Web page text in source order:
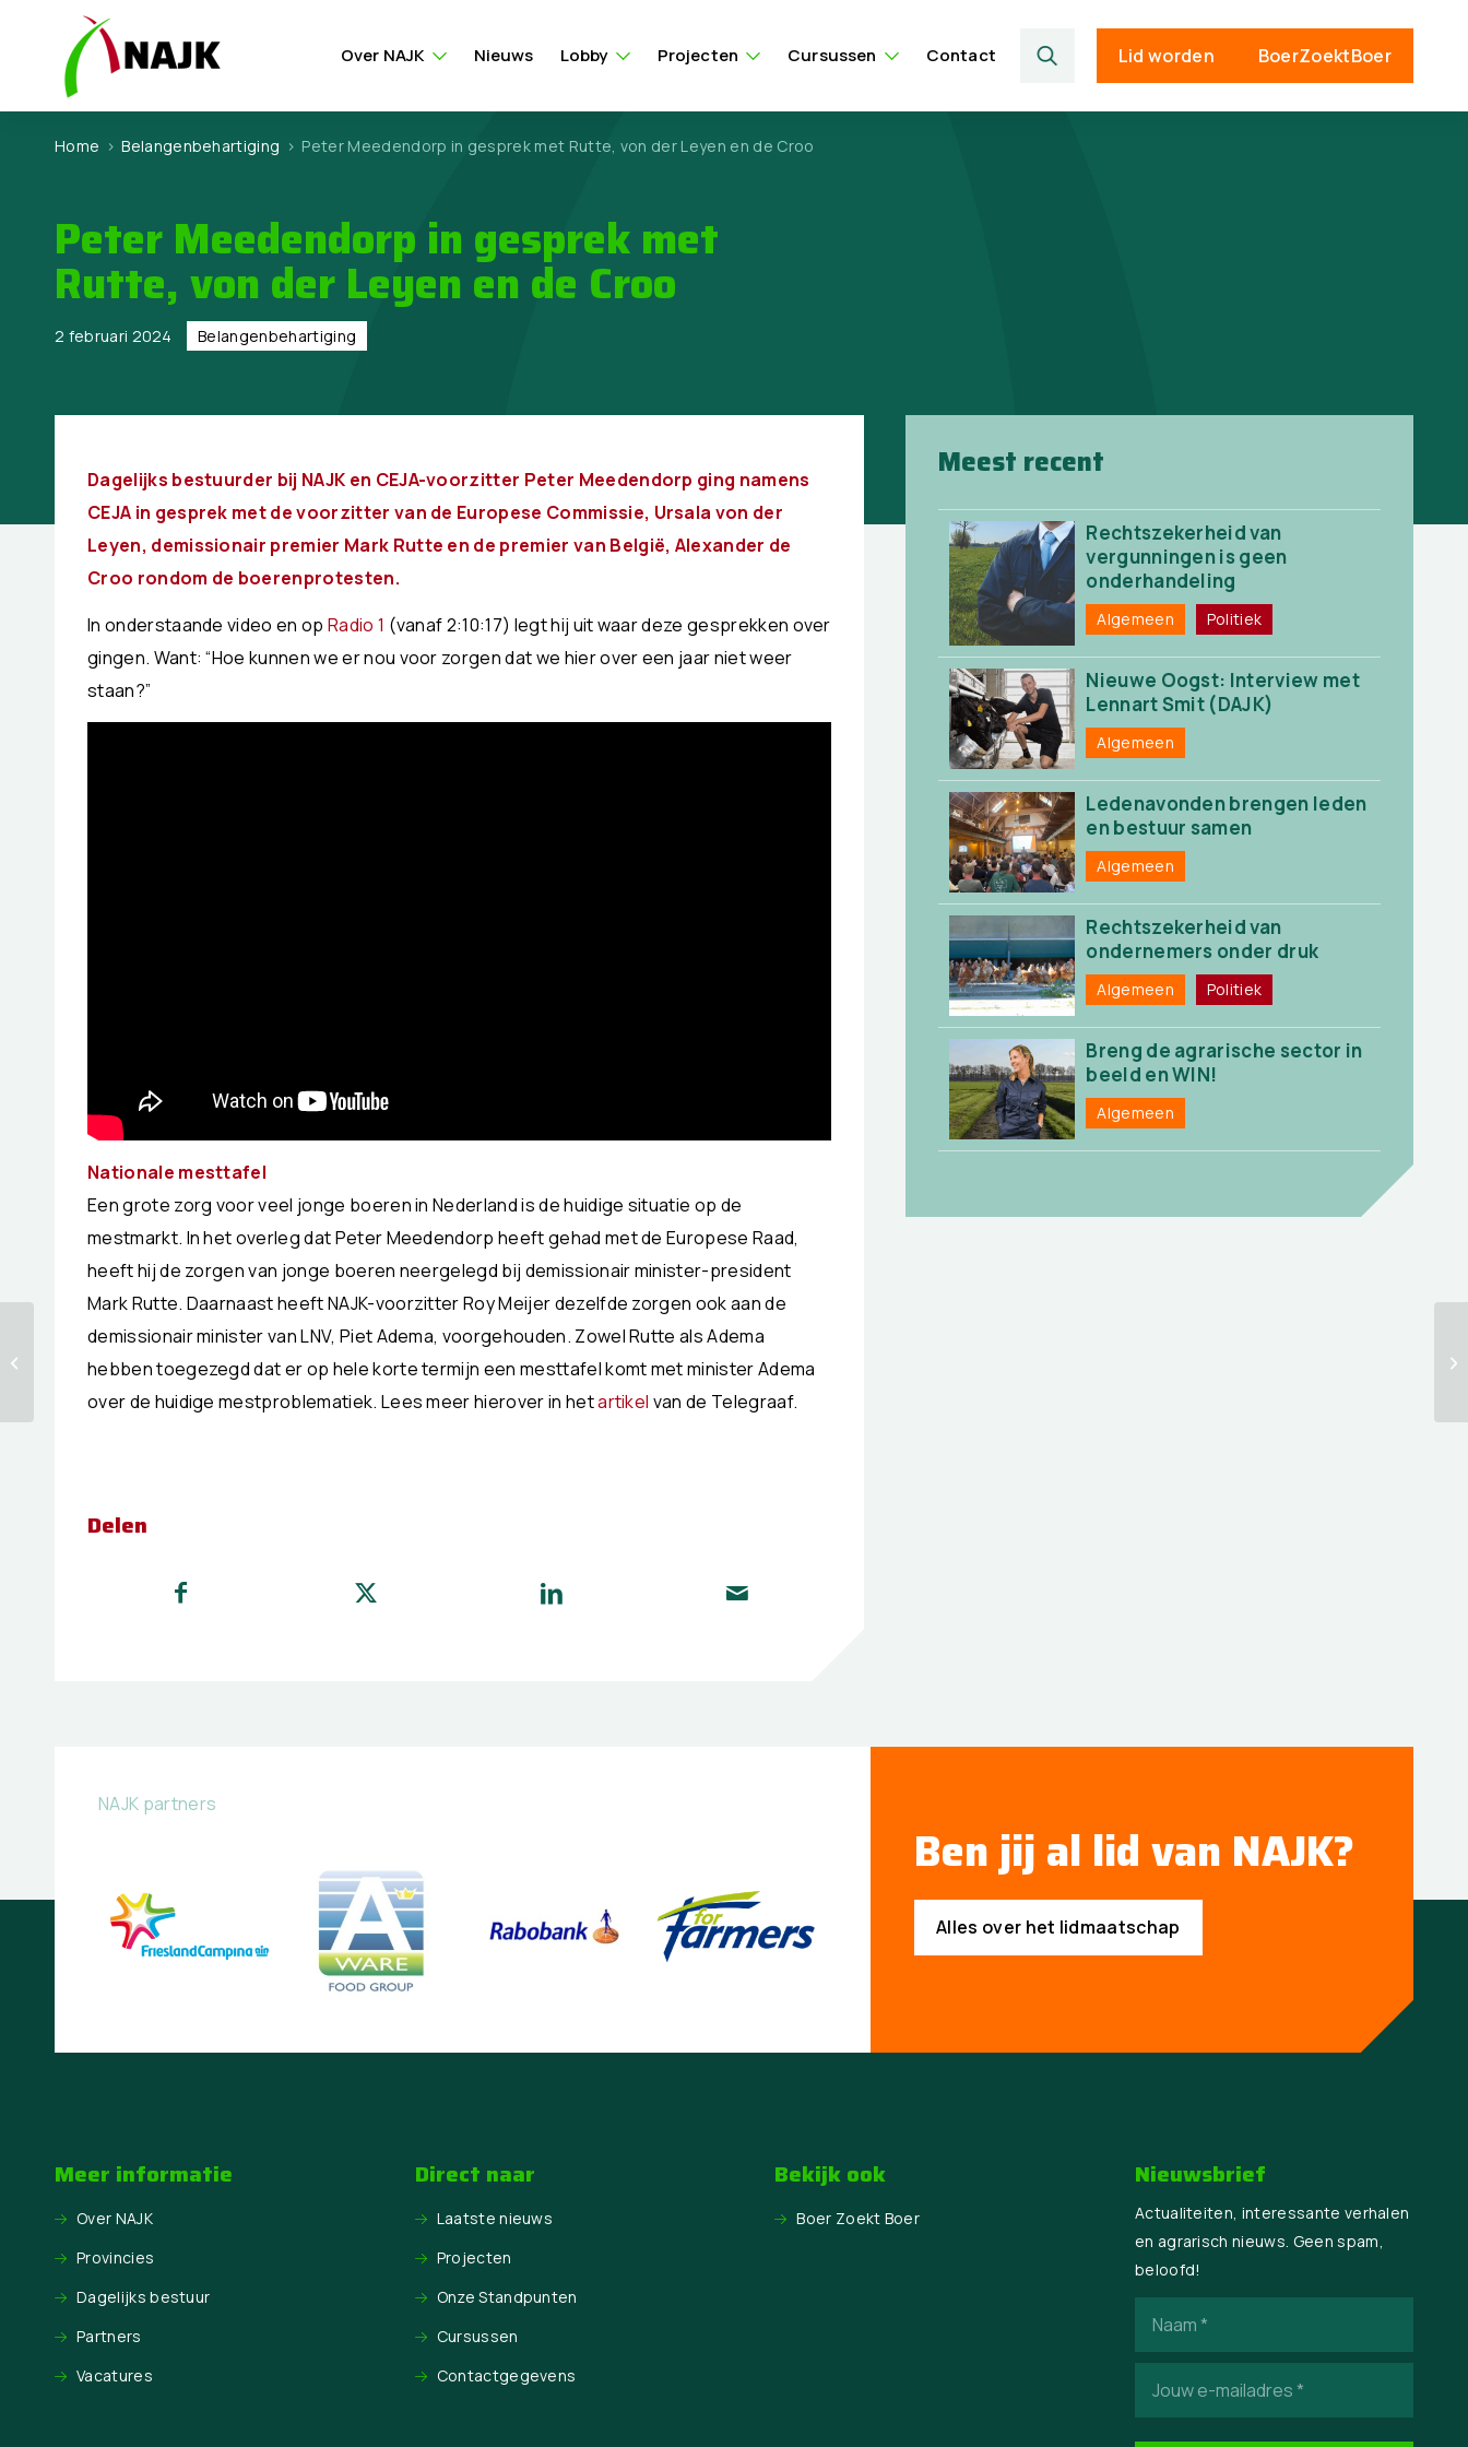
Over NAJK Nieuws Lobby Projecten Cursussen Contact Lid worden BoerZoektBoer
Home > Belangen­behartiging > Peter Meedendorp in gesprek met Rutte, von der Leyen en de Croo
Peter Meedendorp in gesprek met
Rutte, von der Leyen en de Croo
2 februari 2024 Belangen­behartiging
Dagelijks bestuurder bij NAJK en CEJA-voorzitter Peter Meedendorp ging namens
CEJA in gesprek met de voorzitter van de Europese Commissie, Ursala von der
Leyen, demissionair premier Mark Rutte en de premier van België, Alexander de
Croo rondom de boerenprotesten.
In onderstaande video en op Radio 1 (vanaf 2:10:17) legt hij uit waar deze gesprekken over
gingen. Want: “Hoe kunnen we er nou voor zorgen dat we hier over een jaar niet weer
staan?”
Nationale mesttafel
Een grote zorg voor veel jonge boeren in Nederland is de huidige situatie op de
mestmarkt. In het overleg dat Peter Meedendorp heeft gehad met de Europese Raad,
heeft hij de zorgen van jonge boeren neergelegd bij demissionair minister-president
Mark Rutte. Daarnaast heeft NAJK-voorzitter Roy Meijer dezelfde zorgen ook aan de
demissionair minister van LNV, Piet Adema, voorgehouden. Zowel Rutte als Adema
hebben toegezegd dat er op hele korte termijn een mesttafel komt met minister Adema
over de huidige mestproblematiek. Lees meer hierover in hetartikel van de Telegraaf.
Delen
Meest recent
Rechtszekerheid van
vergunningen is geen
onderhandeling
Algemeen Politiek
Nieuwe Oogst: Interview met
Lennart Smit (DAJK)
Algemeen
Ledenavonden brengen leden
en bestuur samen
Algemeen
Rechtszekerheid van
ondernemers onder druk
Algemeen Politiek
Breng de agrarische sector in
beeld en WIN!
Algemeen
NAJK partners
Ben jij al lid van NAJK?
Alles over het lidmaatschap
Meer informatie
Over NAJK
Provincies
Dagelijks bestuur
Partners
Vacatures
Direct naar
Laatste nieuws
Projecten
Onze Standpunten
Cursussen
Contactgegevens
Bekijk ook
Boer Zoekt Boer
Nieuwsbrief
Actualiteiten, interessante verhalen
en agrarisch nieuws. Geen spam,
beloofd!
mailadres
Europese jonge
boeren protesteren